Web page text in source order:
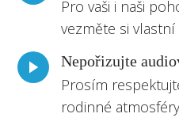
Pro vaši i naši
vezměte si vlastní
Nepořizujte
Prosím
rodinné